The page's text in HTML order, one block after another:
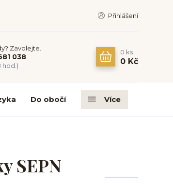
Přihlášení
Zavolejte.
038
hod.)
0 ks
0 Kč
Do obočí Více
SEPN